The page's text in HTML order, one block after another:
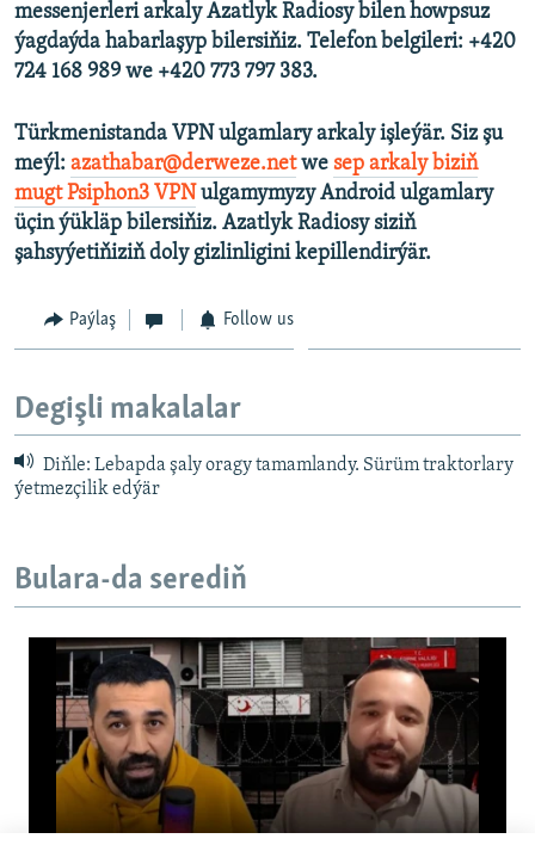
messenjerleri arkaly Azatlyk Radiosy bilen howpsuz
ýagdaýda habarlaşyp bilersiňiz. Telefon belgileri: +420
724 168 989 we +420 773 797 383.
Türkmenistanda VPN ulgamlary arkaly işleýär. Siz şu
meýl: azathabar@derweze.netwe sep arkaly biziň
mugt Psiphon3 VPN ulgamymyzy Android ulgamlary
üçin ýükläp bilersiňiz. Azatlyk Radiosy siziň
şahsyýetiňiziň doly gizlinligini kepillendirýär.
Paýlaş Follow us
Degişli makalalar
Diňle: Lebapda şaly oragy tamamlandy. Sürüm traktorlary
ýetmezçilik edýär
Bulara-da serediň
Türkiýede ýiten iki aktiwist nirede?
No media source currently available